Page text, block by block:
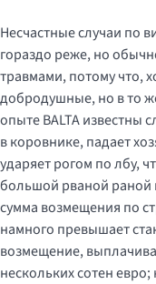
Несчастные случаи по
гораздо реже, но
травмами, потому что,
добродушные, но в то
опыте BALTA известны
в коровнике, падает
ударяет рогом по лбу,
большой рваной раной
сумма возмещения по
намного превышает
возмещение,
нескольких сотен